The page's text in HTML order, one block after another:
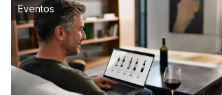
Eventos